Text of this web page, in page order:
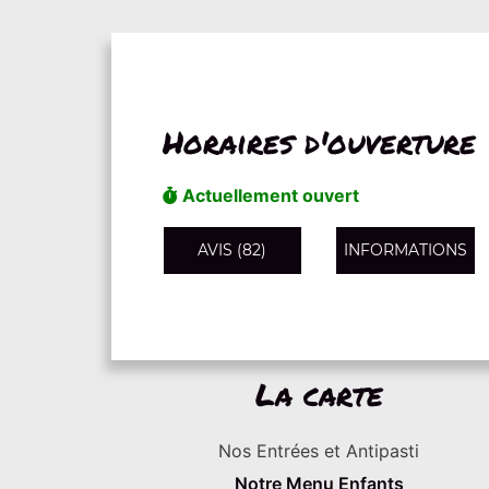
Horaires d'ouverture
Actuellement ouvert
AVIS (82) INFORMATIONS
La carte
Nos Entrées et Antipasti
Notre Menu Enfants